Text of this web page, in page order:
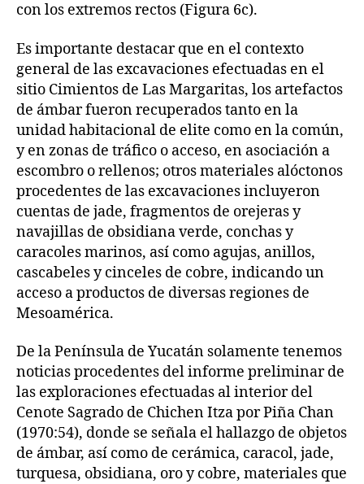
con los extremos rectos (Figura 6c).
Es importante destacar que en el contexto
general de las excavaciones efectuadas en el
sitio Cimientos de Las Margaritas, los artefactos
de ámbar fueron recuperados tanto en la
unidad habitacional de elite como en la común,
y en zonas de tráfico o acceso, en asociación a
escombro o rellenos; otros materiales alóctonos
procedentes de las excavaciones incluyeron
cuentas de jade, fragmentos de orejeras y
navajillas de obsidiana verde, conchas y
caracoles marinos, así como agujas, anillos,
cascabeles y cinceles de cobre, indicando un
acceso a productos de diversas regiones de
Mesoamérica.
De la Península de Yucatán solamente tenemos
noticias procedentes del informe preliminar de
las exploraciones efectuadas al interior del
Cenote Sagrado de Chichen Itza por Piña Chan
(1970:54), donde se señala el hallazgo de objetos
de ámbar, así como de cerámica, caracol, jade,
turquesa, obsidiana, oro y cobre, materiales que